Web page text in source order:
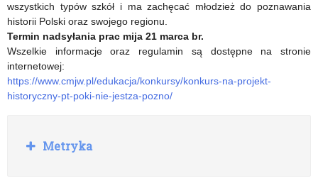
wszystkich typów szkół i ma zachęcać młodzież do poznawania
historii Polski oraz swojego regionu.
Termin nadsyłania prac mija 21 marca br.
Wszelkie informacje oraz regulamin są dostępne na stronie
internetowej:
https://www.cmjw.pl/edukacja/konkursy/konkurs-na-projekt-
historyczny-pt-poki-nie-jestza-pozno/
2025Warmińsko-
Mazurski
Młodzieżowy
Turniej
R
o
Metryka